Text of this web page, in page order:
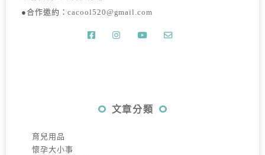
●合作邀約：cacool520@gmail.com
文章分類
育兒用品
懷孕大小事